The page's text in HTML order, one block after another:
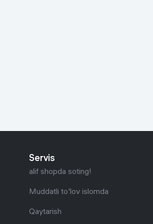
Servis
alif shopda soting!
Muddatli to'lov islomda
Qaytarish